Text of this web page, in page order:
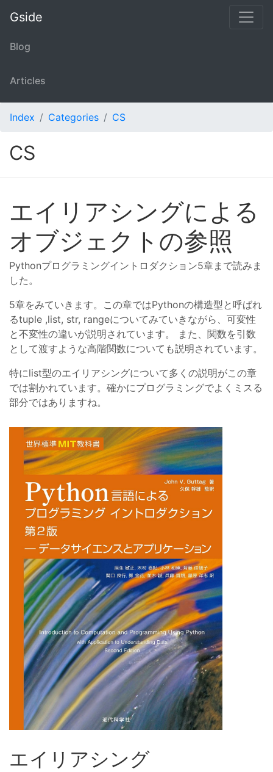
Gside
Blog
Articles
Index Categories CS
CS
エイリアシングによる
オブジェクトの参照
Pythonプログラミングイントロダクション5章まで読みま
した。
5章をみていきます。この章ではPythonの構造型と呼ばれ
るtuple ,list, str, rangeについてみていきながら、可変性
と不変性の違いが説明されています。 また、関数を引数
として渡すような高階関数についても説明されています。
特にlist型のエイリアシングについて多くの説明がこの章
では割かれています。確かにプログラミングでよくミスる
部分ではありますね。
エイリアシング